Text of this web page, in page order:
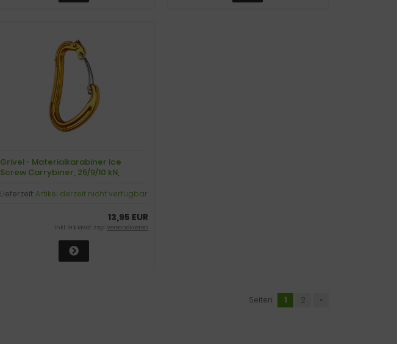
Grivel - Materialkarabiner Ice
Screw Carrybiner, 25/9/10 kN,
Lieferzeit:Artikel derzeit nicht verfügbar
13,95 EUR
inkl. 19 % MwSt. zzgl.Versandkosten
Seiten: 1 2 »